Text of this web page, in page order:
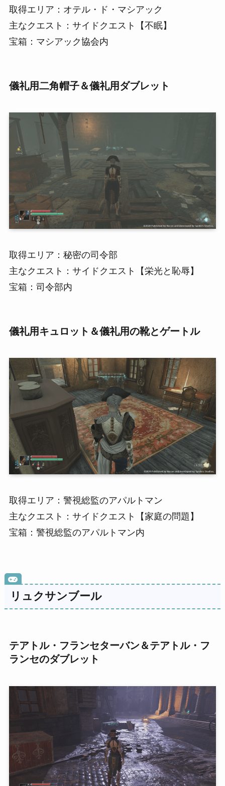
取得エリア：オテル・ド・マシアック
主なクエスト：サイドクエスト【不眠】
宝箱：マシアック協会内
儀礼用二角帽子＆儀礼用ダブレット
取得エリア：秘密の司令部
主なクエスト：サイドクエスト【栄光と恥辱】
宝箱：司令部内
儀礼用キュロット＆儀礼用の靴とゲートル
取得エリア：警視総監のアパルトマン
主なクエスト：サイドクエスト【家庭の問題】
宝箱：警視総監のアパルトマン内
リュクサンブール
テアトル・フランセターバン＆テアトル・フ
ランセのダブレット